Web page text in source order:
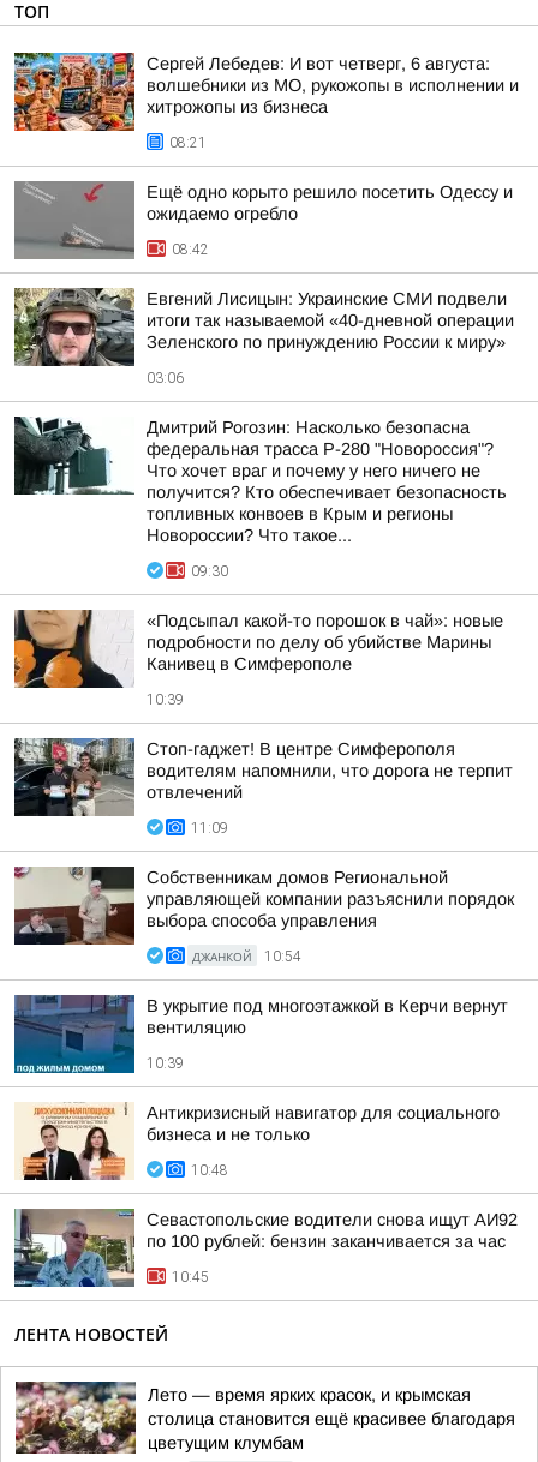
ТОП
Сергей Лебедев: И вот четверг, 6 августа:
волшебники из МО, рукожопы в исполнении и
хитрожопы из бизнеса
08:21
Ещё одно корыто решило посетить Одессу и
ожидаемо огребло
08:42
Евгений Лисицын: Украинские СМИ подвели
итоги так называемой «40-дневной операции
Зеленского по принуждению России к миру»
03:06
Дмитрий Рогозин: Насколько безопасна
федеральная трасса Р-280 "Новороссия"?
Что хочет враг и почему у него ничего не
получится? Кто обеспечивает безопасность
топливных конвоев в Крым и регионы
Новороссии? Что такое...
09:30
«Подсыпал какой-то порошок в чай»: новые
подробности по делу об убийстве Марины
Канивец в Симферополе
10:39
Стоп-гаджет! В центре Симферополя
водителям напомнили, что дорога не терпит
отвлечений
11:09
Собственникам домов Региональной
управляющей компании разъяснили порядок
выбора способа управления
ДЖАНКОЙ 10:54
В укрытие под многоэтажкой в Керчи вернут
вентиляцию
10:39
Антикризисный навигатор для социального
бизнеса и не только
10:48
Севастопольские водители снова ищут АИ92
по 100 рублей: бензин заканчивается за час
10:45
ЛЕНТА НОВОСТЕЙ
Лето — время ярких красок, и крымская
столица становится ещё красивее благодаря
цветущим клумбам